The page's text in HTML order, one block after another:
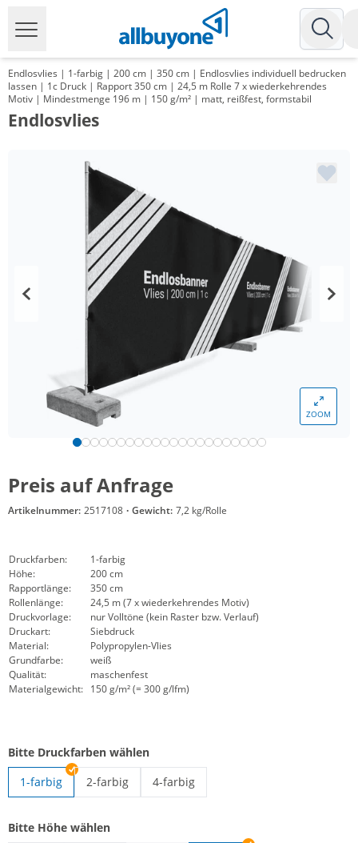
Endlosvlies | 1-farbig | 200 cm | 350 cm | Endlosvlies individuell bedrucken
lassen | 1c Druck | Rapport 350 cm | 24,5 m Rolle 7 x wiederkehrendes
Motiv | Mindestmenge 196 m | 150 g/m² | matt, reißfest, formstabil
Endlosvlies
ZOOM
Preis auf Anfrage
Artikelnummer: 2517108 · Gewicht: 7,2 kg/Rolle
Druckfarben:
1-farbig
Höhe:
200 cm
Rapportlänge:
350 cm
Rollenlänge:
24,5 m (7 x wiederkehrendes Motiv)
Druckvorlage:
nur Volltöne (kein Raster bzw. Verlauf)
Druckart:
Siebdruck
Material:
Polypropylen-Vlies
Grundfarbe:
weiß
Qualität:
maschenfest
Materialgewicht: 150 g/m² (= 300 g/lfm)
Bitte Druckfarben wählen
1-farbig
2-farbig
4-farbig
Bitte Höhe wählen